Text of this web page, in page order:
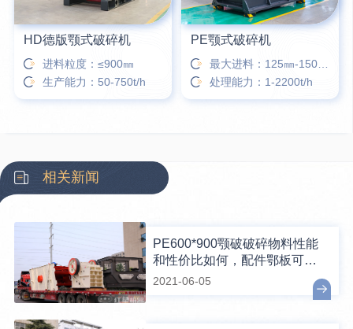
HD德版颚式破碎机
进料粒度：≤900㎜
生产能力：50-750t/h
PE颚式破碎机
最大进料：125㎜-1500㎜
处理能力：1-2200t/h
相关新闻
PE600*900颚破破碎物料性能
和性价比如何，配件鄂板可换
吗？
2021-06-05